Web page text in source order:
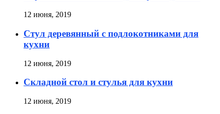
12 июня, 2019
Стул деревянный с подлокотниками для
кухни
12 июня, 2019
Складной стол и стулья для кухни
12 июня, 2019